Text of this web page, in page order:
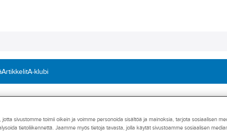
ArtikkelitA-klubi
KLINGER®
jotta sivustomme toimii oikein ja voimme personoida sisältöä ja mainoksia, tarjota sosiaalisen
tietoliikennettä. Jaamme myös tietoja tavasta, jolla käytät sivustoamme sosiaalisen